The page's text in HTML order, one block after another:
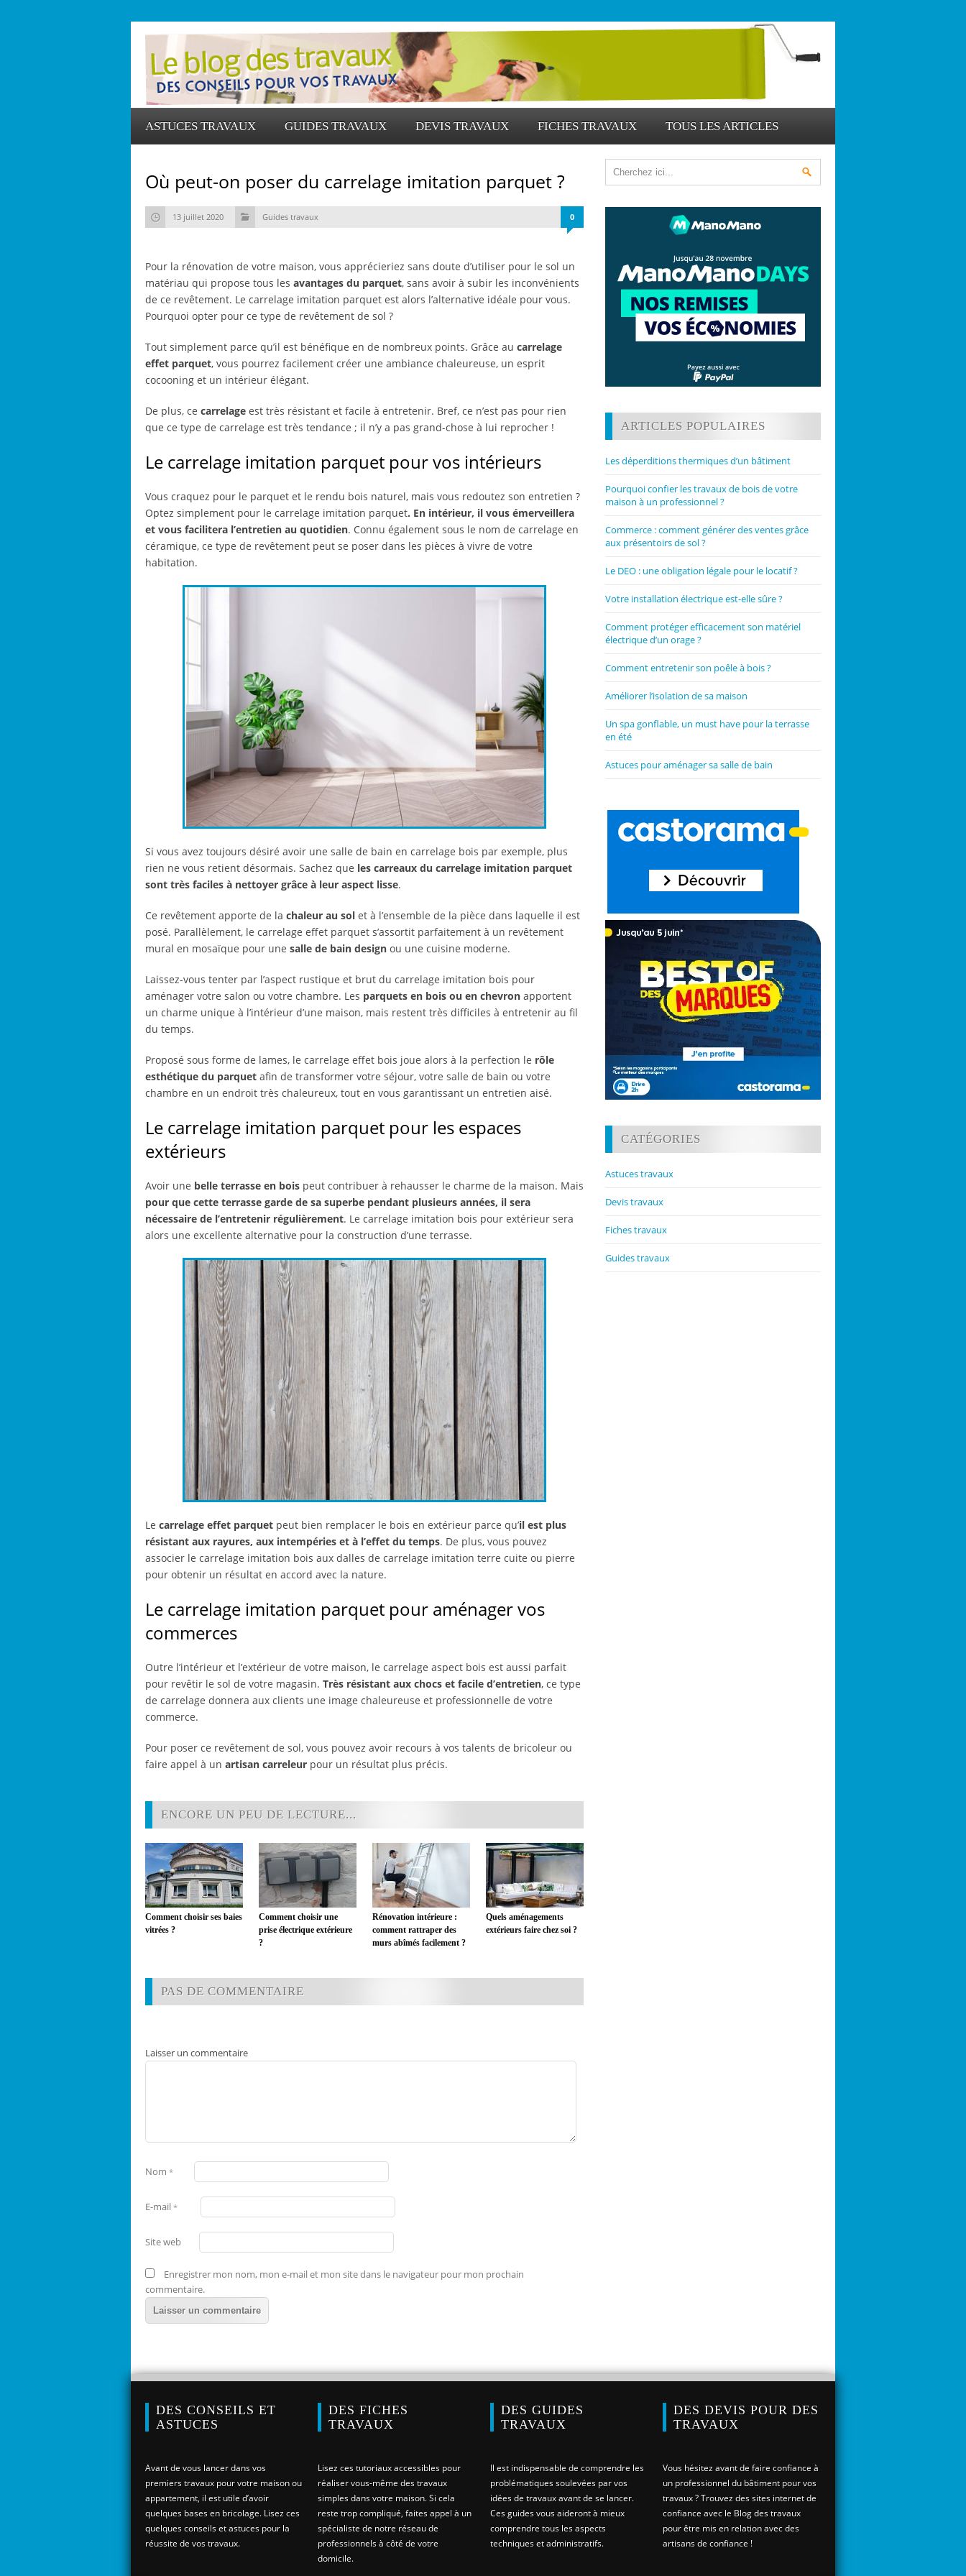
ASTUCES TRAVAUX GUIDES TRAVAUX DEVIS TRAVAUX FICHES TRAVAUX TOUS LES ARTICLES
Où peut-on poser du carrelage imitation parquet ?
13 juillet 2020 Guides travaux 0
Pour la rénovation de votre maison, vous apprécieriez sans doute d’utiliser pour le sol un
matériau qui propose tous les avantages du parquet, sans avoir à subir les inconvénients
de ce revêtement. Le carrelage imitation parquet est alors l’alternative idéale pour vous.
Pourquoi opter pour ce type de revêtement de sol ?
Tout simplement parce qu’il est bénéfique en de nombreux points. Grâce au carrelage
effet parquet, vous pourrez facilement créer une ambiance chaleureuse, un esprit
cocooning et un intérieur élégant.
De plus, ce carrelage est très résistant et facile à entretenir. Bref, ce n’est pas pour rien
que ce type de carrelage est très tendance ; il n’y a pas grand-chose à lui reprocher !
Le carrelage imitation parquet pour vos intérieurs
Vous craquez pour le parquet et le rendu bois naturel, mais vous redoutez son entretien ?
Optez simplement pour le carrelage imitation parquet. En intérieur, il vous émerveillera
et vous facilitera l’entretien au quotidien. Connu également sous le nom de carrelage en
céramique, ce type de revêtement peut se poser dans les pièces à vivre de votre
habitation.
Si vous avez toujours désiré avoir une salle de bain en carrelage bois par exemple, plus
rien ne vous retient désormais. Sachez que les carreaux du carrelage imitation parquet
sont très faciles à nettoyer grâce à leur aspect lisse.
Ce revêtement apporte de la chaleur au sol et à l’ensemble de la pièce dans laquelle il est
posé. Parallèlement, le carrelage effet parquet s’assortit parfaitement à un revêtement
mural en mosaïque pour une salle de bain design ou une cuisine moderne.
Laissez-vous tenter par l’aspect rustique et brut du carrelage imitation bois pour
aménager votre salon ou votre chambre. Les parquets en bois ou en chevron apportent
un charme unique à l’intérieur d’une maison, mais restent très difficiles à entretenir au fil
du temps.
Proposé sous forme de lames, le carrelage effet bois joue alors à la perfection le rôle
esthétique du parquet afin de transformer votre séjour, votre salle de bain ou votre
chambre en un endroit très chaleureux, tout en vous garantissant un entretien aisé.
Le carrelage imitation parquet pour les espaces
extérieurs
Avoir une belle terrasse en bois peut contribuer à rehausser le charme de la maison. Mais
pour que cette terrasse garde de sa superbe pendant plusieurs années, il sera
nécessaire de l’entretenir régulièrement. Le carrelage imitation bois pour extérieur sera
alors une excellente alternative pour la construction d’une terrasse.
Le carrelage effet parquet peut bien remplacer le bois en extérieur parce qu’il est plus
résistant aux rayures, aux intempéries et à l’effet du temps. De plus, vous pouvez
associer le carrelage imitation bois aux dalles de carrelage imitation terre cuite ou pierre
pour obtenir un résultat en accord avec la nature.
Le carrelage imitation parquet pour aménager vos
commerces
Outre l’intérieur et l’extérieur de votre maison, le carrelage aspect bois est aussi parfait
pour revêtir le sol de votre magasin. Très résistant aux chocs et facile d’entretien, ce type
de carrelage donnera aux clients une image chaleureuse et professionnelle de votre
commerce.
Pour poser ce revêtement de sol, vous pouvez avoir recours à vos talents de bricoleur ou
faire appel à un artisan carreleur pour un résultat plus précis.
ENCORE UN PEU DE LECTURE...
Comment choisir ses baies
vitrées ?
Comment choisir une
prise électrique extérieure
?
Rénovation intérieure :
comment rattraper des
murs abîmés facilement ?
Quels aménagements
extérieurs faire chez soi ?
PAS DE COMMENTAIRE
Laisser un commentaire
Nom *
E-mail *
Site web
Enregistrer mon nom, mon e-mail et mon site dans le navigateur pour mon prochain
commentaire.
ARTICLES POPULAIRES
Les déperditions thermiques d’un bâtiment
Pourquoi confier les travaux de bois de votre
maison à un professionnel ?
Commerce : comment générer des ventes grâce
aux présentoirs de sol ?
Le DEO : une obligation légale pour le locatif ?
Votre installation électrique est-elle sûre ?
Comment protéger efficacement son matériel
électrique d’un orage ?
Comment entretenir son poêle à bois ?
Améliorer l’isolation de sa maison
Un spa gonflable, un must have pour la terrasse
en été
Astuces pour aménager sa salle de bain
CATÉGORIES
Astuces travaux
Devis travaux
Fiches travaux
Guides travaux
DES CONSEILS ET
ASTUCES
Avant de vous lancer dans vos
premiers travaux pour votre maison ou
appartement, il est utile d’avoir
quelques bases en bricolage. Lisez ces
quelques conseils et astuces pour la
réussite de vos travaux.
DES FICHES
TRAVAUX
Lisez ces tutoriaux accessibles pour
réaliser vous-même des travaux
simples dans votre maison. Si cela
reste trop compliqué, faites appel à un
spécialiste de notre réseau de
professionnels à côté de votre
domicile.
DES GUIDES
TRAVAUX
Il est indispensable de comprendre les
problématiques soulevées par vos
idées de travaux avant de se lancer.
Ces guides vous aideront à mieux
comprendre tous les aspects
techniques et administratifs.
DES DEVIS POUR DES
TRAVAUX
Vous hésitez avant de faire confiance à
un professionnel du bâtiment pour vos
travaux ? Trouvez des sites internet de
confiance avec le Blog des travaux
pour être mis en relation avec des
artisans de confiance !